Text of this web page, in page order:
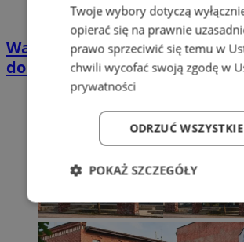
Wakacyjny wypoczynek nad
domkach Szmaragdowe Morze
Twoje wybory dotyczą
opierać się na prawnie
prawo sprzeciwić się temu w
chwili wycofać swoją zgodę w
prywatności
ODRZUĆ WSZYSTKIE
POKAŻ SZCZEGÓŁY
Niezbędne